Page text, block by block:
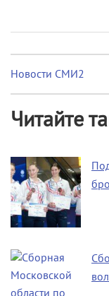
Новости СМИ2
Читайте